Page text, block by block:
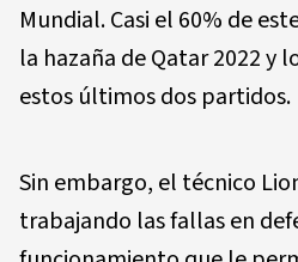
Mundial. Casi el 60% de
la hazaña de Qatar 2022 y
estos últimos dos partidos.
Sin embargo, el técnico
trabajando las fallas en